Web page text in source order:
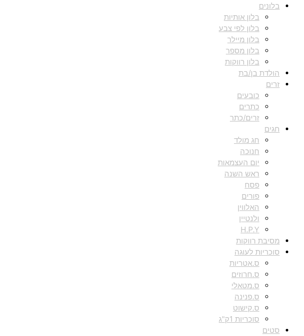
בלונים
בלון אותיות
בלון לפי צבע
בלון מיילר
בלון מספר
בלון רווקות
הולדת בן/בת
זרים
כובעים
כתרים
זרים/כתר
חגים
חג מולד
חנוכה
יום העצמאות
ראש השנה
פסח
פורים
האלווין
ולנטיין
H.P.Y
מסיבת רווקות
סוכריות לעוגה
ס.אטריות
ס.חרוזים
ס.מטאלי
ס.פנינה
ס.קישוט
סוכריות 1ק"ג
סטים